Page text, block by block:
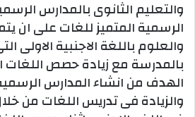
والتعليم الثانوى بالمدارس
الرسمية المتميز للغات على ان
والعلوم باللغة الاجنبية الاولى
بالمدرسة مع زيادة حصص اللغات
الهدف من انشاء المدارس
والزيادة فى تدريس اللغات من